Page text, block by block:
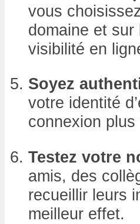
vous
domaine et
visibilité en
Soyez
votre identité
connexion
Testez votre
amis, des
recueillir leurs
meilleur effet.